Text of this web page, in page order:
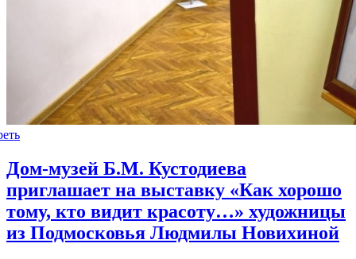
Дом-музей Б.М. Кустодиева
приглашает на выставку «Как хорошо
тому, кто видит красоту…» художницы
из Подмосковья Людмилы Новихиной